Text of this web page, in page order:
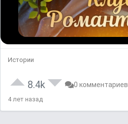
Истории
8.4k 0 комментариев
4 лет назад